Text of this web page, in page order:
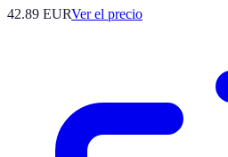
42.89 EURVer el precio